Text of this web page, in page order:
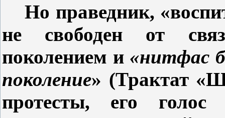
Но праведник,
не свободен от
поколением и «нитфас
поколение» (Трактат
протесты, его